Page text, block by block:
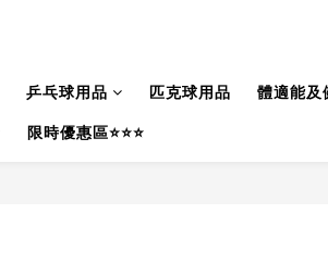
乒乓球用品 匹克球用品 體適能及
限時優惠區⭐⭐⭐